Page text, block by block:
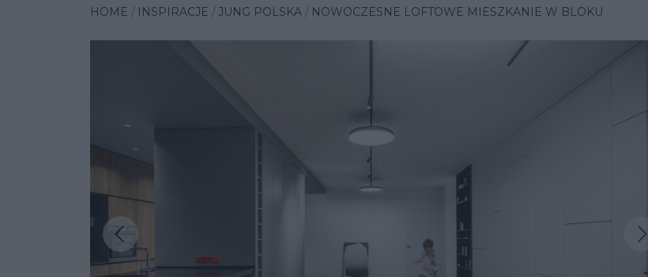
HOME INSPIRACJE JUNG POLSKA NOWOCZESNE LOFTOWE MIESZKANIE W BLOKU
Poprzednia inspiracjaNastępna inspiracja